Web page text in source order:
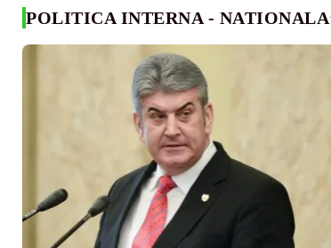
POLITICA INTERNA - NATIONALA